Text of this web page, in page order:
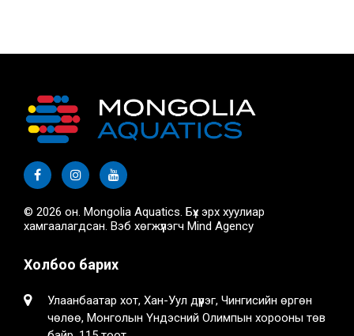
© 2026 он. Mongolia Aquatics. Бүх эрх хуулиар
хамгаалагдсан. Вэб хөгжүүлэгч Mind Agency
Холбоо барих
Улаанбаатар хот, Хан-Уул дүүрэг, Чингисийн өргөн
чөлөө, Монголын Үндэсний Олимпын хорооны төв